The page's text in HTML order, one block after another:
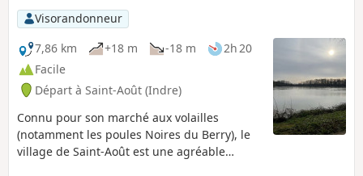
Visorandonneur
7,86 km
+18 m -18 m
2h 20
Facile
Départ à Saint-Août (Indre)
Connu pour son marché aux volailles
(notamment les poules Noires du Berry), le
village de Saint-Août est une agréable